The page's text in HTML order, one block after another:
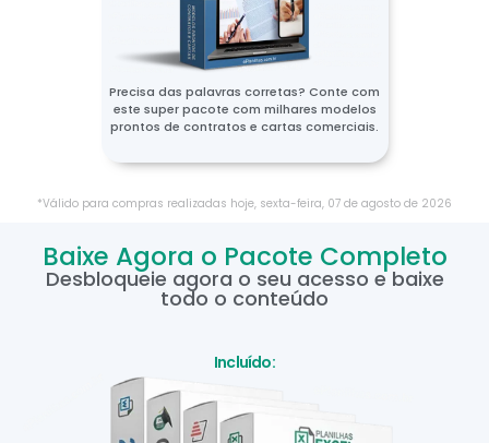
Precisa das palavras corretas? Conte com
este super pacote com milhares modelos
prontos de contratos e cartas comerciais.
*Válido para compras realizadas hoje, sexta-feira, 07 de agosto de 2026
Baixe Agora o Pacote Completo
Desbloqueie agora o seu acesso e baixe
todo o conteúdo
Incluído: